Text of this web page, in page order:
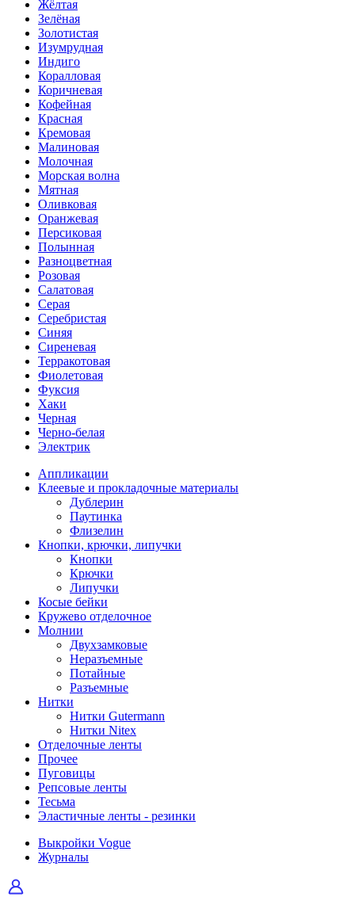
Жёлтая
Зелёная
Золотистая
Изумрудная
Индиго
Коралловая
Коричневая
Кофейная
Красная
Кремовая
Малиновая
Молочная
Морская волна
Мятная
Оливковая
Оранжевая
Персиковая
Полынная
Разноцветная
Розовая
Салатовая
Серая
Серебристая
Синяя
Сиреневая
Терракотовая
Фиолетовая
Фуксия
Хаки
Черная
Черно-белая
Электрик
Аппликации
Клеевые и прокладочные материалы
Дублерин
Паутинка
Флизелин
Кнопки, крючки, липучки
Кнопки
Крючки
Липучки
Косые бейки
Кружево отделочное
Молнии
Двухзамковые
Неразъемные
Потайные
Разъемные
Нитки
Нитки Gutermann
Нитки Nitex
Отделочные ленты
Прочее
Пуговицы
Репсовые ленты
Тесьма
Эластичные ленты - резинки
Выкройки Vogue
Журналы